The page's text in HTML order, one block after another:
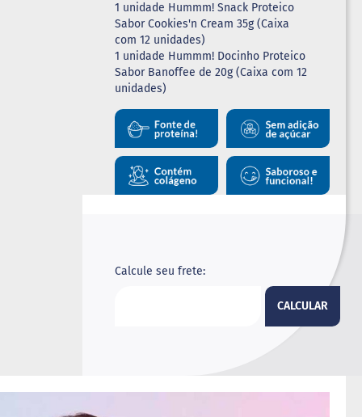
1 unidade Hummm! Snack Proteico
Sabor Cookies'n Cream 35g (Caixa
com 12 unidades)
1 unidade Hummm! Docinho Proteico
Sabor Banoffee de 20g (Caixa com 12
unidades)
Calcule seu frete:
CALCULAR